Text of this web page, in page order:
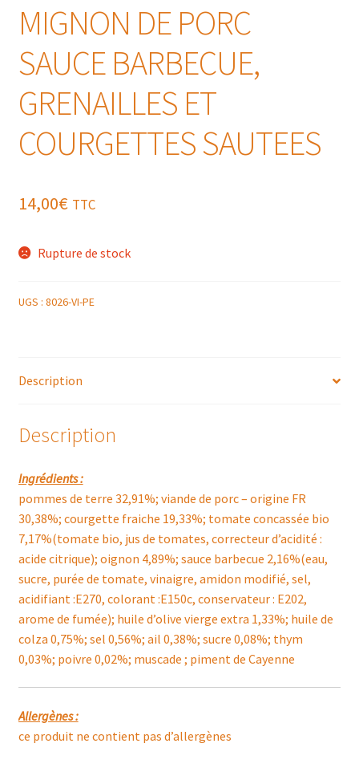
MIGNON DE PORC
SAUCE BARBECUE,
GRENAILLES ET
COURGETTES SAUTEES
14,00€ TTC
Rupture de stock
UGS : 8026-VI-PE
Description
Description
Ingrédients :
pommes de terre 32,91%; viande de porc – origine FR
30,38%; courgette fraiche 19,33%; tomate concassée bio
7,17%(tomate bio, jus de tomates, correcteur d’acidité :
acide citrique); oignon 4,89%; sauce barbecue 2,16%(eau,
sucre, purée de tomate, vinaigre, amidon modifié, sel,
acidifiant :E270, colorant :E150c, conservateur : E202,
arome de fumée); huile d’olive vierge extra 1,33%; huile de
colza 0,75%; sel 0,56%; ail 0,38%; sucre 0,08%; thym
0,03%; poivre 0,02%; muscade ; piment de Cayenne
Allergènes :
ce produit ne contient pas d’allergènes